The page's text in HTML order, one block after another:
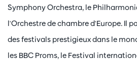
Symphony Orchestra, le
l'Orchestre de chambre d'Europe. Il
des festivals prestigieux dans le
les BBC Proms, le Festival